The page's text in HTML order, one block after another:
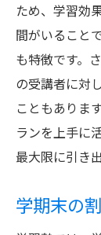
ため、学習効
間がいること
も特徴です。
の受講者に対
こともありま
ランを上手に
最大限に引き
学期末の